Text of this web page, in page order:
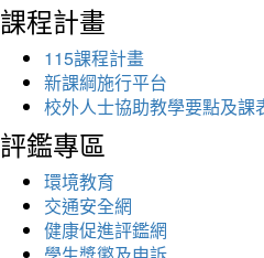
課程計畫
115課程計畫
新課綱施行平台
校外人士協助教學要點及課
評鑑專區
環境教育
交通安全網
健康促進評鑑網